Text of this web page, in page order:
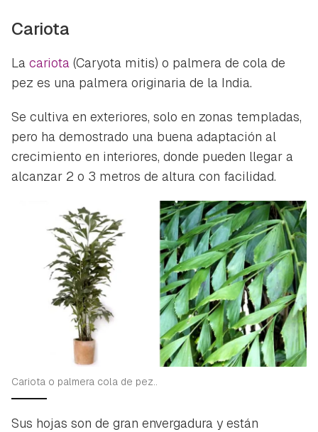
Cariota
La cariota (Caryota mitis) o palmera de cola de
pez es una palmera originaria de la India.
Se cultiva en exteriores, solo en zonas templadas,
pero ha demostrado una buena adaptación al
crecimiento en interiores, donde pueden llegar a
alcanzar 2 o 3 metros de altura con facilidad.
Cariota o palmera cola de pez..
Sus hojas son de gran envergadura y están